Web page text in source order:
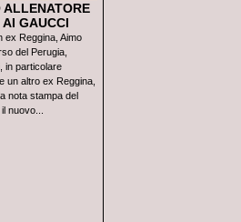
ALLENATORE
GAUCCI
ex Reggina, Aimo
del Perugia,
in particolare
un altro ex Reggina,
nota stampa del
nuovo...